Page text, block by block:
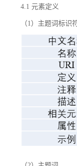
4.1 元素定义
（1）主题词标识